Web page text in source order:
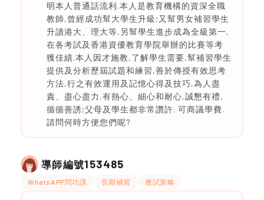
明本人普通話流利.本人是教育機構的資深全職
教師,曾經成功幫大學生升級;又幫男女補習學生
升讀港大、理大等,另幫學生進步成為全級第一,
在各考試及香港資優教育學院舉辦的比賽等考
獲佳績.本人因才施教,了解學生需要,幫補習學生
提供及分析歷屆試題和練習,善於傳授有效思考
方法,行之有效運用及記憶心得及技巧,為人盡
責、盡心盡力,有熱心、細心和耐心,誠懇有禮,
循循善誘;父母及學生都非常讚許. 可商議學費.
請問何時方便您們呢?
導師編號153485
WhatsAPP問功課 長期補習 應試策略